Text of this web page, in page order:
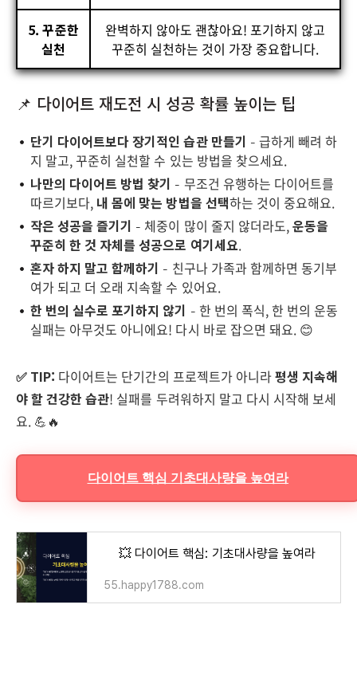
5. 꾸준한
실천
완벽하지 않아도 괜찮아요! 포기하지 않고
꾸준히 실천하는 것이 가장 중요합니다.
📌 다이어트 재도전 시 성공 확률 높이는 팁
단기 다이어트보다 장기적인 습관 만들기 – 급하게 빼려 하
지 말고, 꾸준히 실천할 수 있는 방법을 찾으세요.
나만의 다이어트 방법 찾기 – 무조건 유행하는 다이어트를
따르기보다, 내 몸에 맞는 방법을 선택하는 것이 중요해요.
작은 성공을 즐기기 – 체중이 많이 줄지 않더라도,운동을
꾸준히 한 것 자체를 성공으로 여기세요.
혼자 하지 말고 함께하기 – 친구나 가족과 함께하면 동기부
여가 되고 더 오래 지속할 수 있어요.
한 번의 실수로 포기하지 않기 – 한 번의 폭식, 한 번의 운동
실패는 아무것도 아니에요! 다시 바로 잡으면 돼요. 😊
✅ TIP: 다이어트는 단기간의 프로젝트가 아니라평생 지속해
야 할 건강한 습관! 실패를 두려워하지 말고 다시 시작해 보세
요. 💪🔥
다이어트 핵심 기초대사량을 높여라
💥 다이어트 핵심: 기초대사량을 높여라
55.happy1788.com